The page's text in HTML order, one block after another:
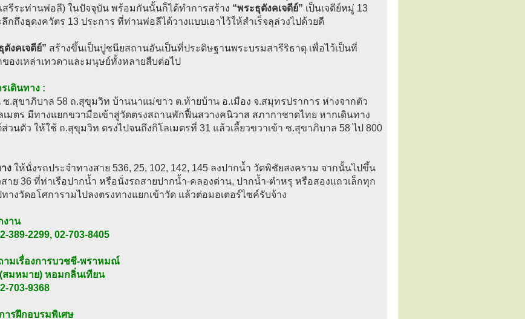
รีระท่านพ่อลี) ในปัจจุบัน พร้อมกันนั้นก็ได้ทำการสร้าง “พระธุตังคเจดีย์” เป็นเจดีย์หมู่ 13
ลึกถึงธุดงควัตร 13 ประการ ที่ท่านพ่อลีได้วางแบบเอาไว้ให้สำเร็จลุล่วงไปด้วยดี
ตังคเจดีย์” สร้างขึ้นเป็นปูชนียสถานอันเป็นที่ประดิษฐานพระบรมสารีริธาตุ เพื่อไว้เป็นที่
องเหล่าเทวดาและมนุษย์ทั้งหลายสืบต่อไป
เดินทาง :
ซ.สุขาภิบาล 58 ถ.สุขุมวิท บ้านนาแม่ขาว ต.ท้ายบ้าน อ.เมือง จ.สมุทรปราการ ห่างจากตัว
เมตร มีทางแยกขวามือเข้าสู่วัดตรงสถานพักฟื้นสวางคนิวาส สภากาชาดไทย หากเดินทาง
วนตัว ให้ใช้ ถ.สุขุมวิท ตรงไปจนถึงกิโลเมตรที่ 31 แล้วเลี้ยวขวาเข้า ซ.สุขาภิบาล 58 ไป 800
ง ให้นั่งรถประจำทางสาย 536, 25, 102, 142, 145 ลงปากน้ำ วัดพิชัยสงคราม จากนั้นไปขึ้น
าย 36 ที่ท่าเรือปากน้ำ หรือนั่งรถสายปากน้ำ-คลองด่าน, ปากน้ำ-ตำหรุ หรือสองแถวเล็กทุก
ทางวัดอโศการามไปลงตรงทางแยกเข้าวัด แล้วต่อมอเตอร์ไซค์รับจ้าง
งาน
389-2299, 02-703-8405
ามเรื่องการบวชชี-พราหมณ์
สมหมาย) หอมกลิ่นเทียน
703-9368
ารฝึกอบรมพิเศษ